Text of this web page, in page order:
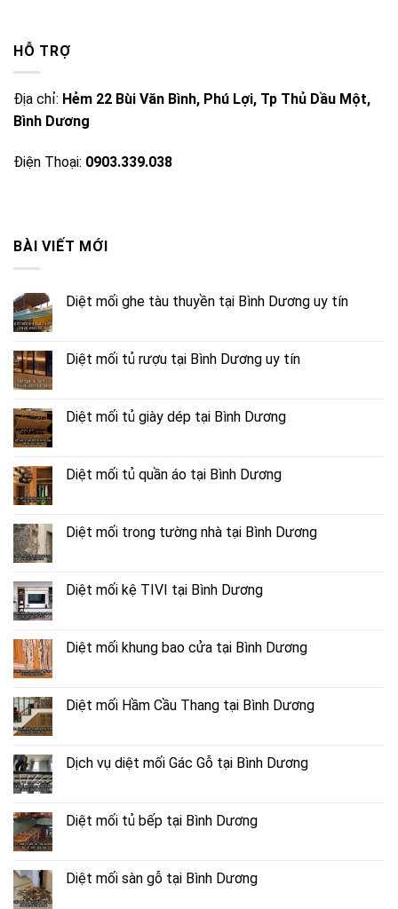
HỖ TRỢ
Địa chỉ: Hẻm 22 Bùi Văn Bình, Phú Lợi, Tp Thủ Dầu Một,
Bình Dương
Điện Thoại: 0903.339.038
BÀI VIẾT MỚI
Diệt mối ghe tàu thuyền tại Bình Dương uy tín
Diệt mối tủ rượu tại Bình Dương uy tín
Diệt mối tủ giày dép tại Bình Dương
Diệt mối tủ quần áo tại Bình Dương
Diệt mối trong tường nhà tại Bình Dương
Diệt mối kệ TIVI tại Bình Dương
Diệt mối khung bao cửa tại Bình Dương
Diệt mối Hầm Cầu Thang tại Bình Dương
Dịch vụ diệt mối Gác Gỗ tại Bình Dương
Diệt mối tủ bếp tại Bình Dương
Diệt mối sàn gỗ tại Bình Dương